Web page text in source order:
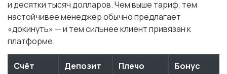
и десятки тысяч долларов. Чем выше тариф, тем
настойчивее менеджер обычно предлагает
«докинуть» — и тем сильнее клиент привязан к
платформе.
Счёт Депозит Плечо Бонус